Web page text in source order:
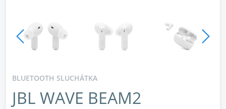
BLUETOOTH SLUCHÁTKA
JBL WAVE BEAM2